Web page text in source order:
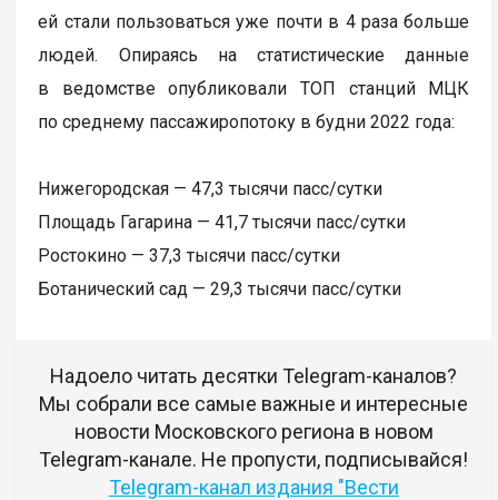
ей стали пользоваться уже почти в 4 раза больше
людей. Опираясь на статистические данные
в ведомстве опубликовали ТОП станций МЦК
по среднему пассажиропотоку в будни 2022 года:
Нижегородская — 47,3 тысячи пасс/сутки
Площадь Гагарина — 41,7 тысячи пасс/сутки
Ростокино — 37,3 тысячи пасс/сутки
Ботанический сад — 29,3 тысячи пасс/сутки
Надоело читать десятки Telegram-каналов?
Мы собрали все самые важные и интересные
новости Московского региона в новом
Telegram-канале. Не пропусти, подписывайся!
Telegram-канал издания "Вести